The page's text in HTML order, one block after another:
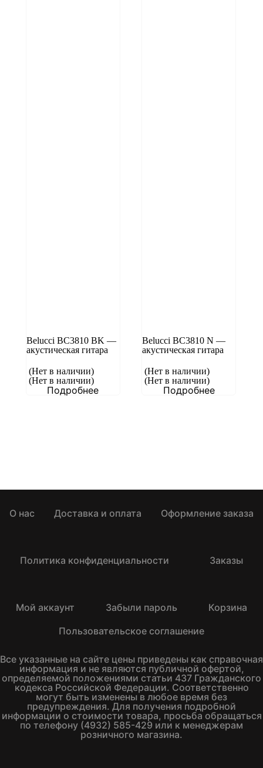
Belucci BC3810 BK —
акустическая гитара
(Нет в наличии)
(Нет в наличии)
Подробнее
Belucci BC3810 N —
акустическая гитара
(Нет в наличии)
(Нет в наличии)
Подробнее
О нас Доставка и оплата Оформление заказа
Политика конфиденциальности Заказы
Мой аккаунт Забыли пароль
Корзина
Пользовательское соглашение
Все указанные на сайте цены приведены как справочная
информация и не являются публичной офертой,
определяемой положениями статьи 437 Гражданского
кодекса Российской Федерации. Соответственно
могут быть изменены в любое время без
предупреждения. Для получения подробной
информации о стоимости товара, просьба обращаться
по телефону (4932) 585-429 или к менеджерам
розничного магазина.